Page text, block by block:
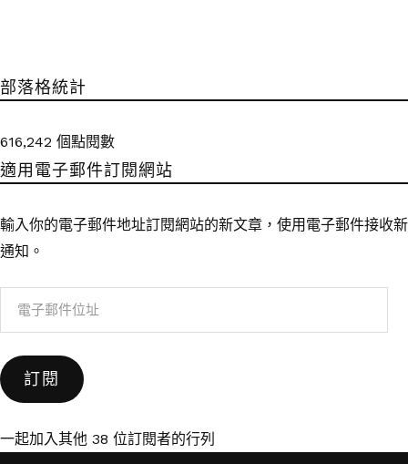
部落格統計
616,242 個點閱數
適用電子郵件訂閱網站
輸入你的電子郵件地址訂閱網站的新文章，使用電子郵件接收新
通知。
件
位
訂閱
一起加入其他 38 位訂閱者的行列